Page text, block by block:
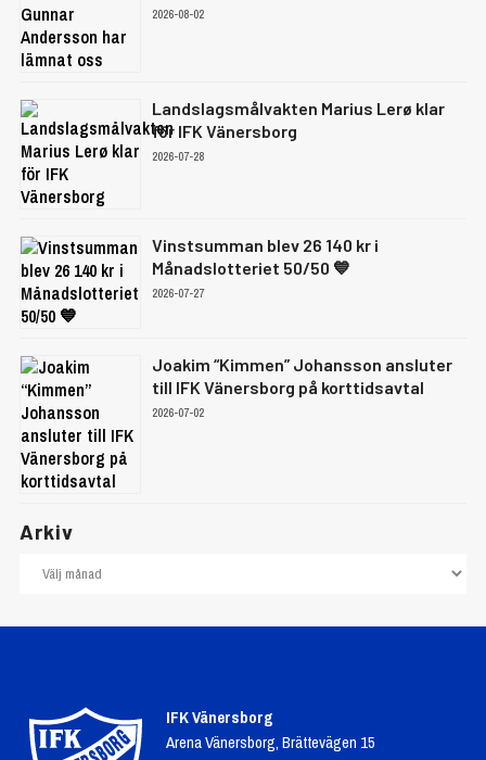
2026-08-02
Landslagsmålvakten Marius Lerø klar
för IFK Vänersborg
2026-07-28
Vinstsumman blev 26 140 kr i
Månadslotteriet 50/50 💙
2026-07-27
Joakim “Kimmen” Johansson ansluter
till IFK Vänersborg på korttidsavtal
2026-07-02
Arkiv
IFK Vänersborg
Arena Vänersborg, Brättevägen 15